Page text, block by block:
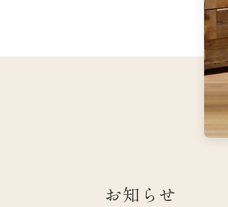
お知らせ